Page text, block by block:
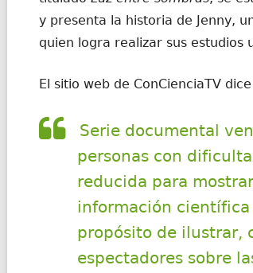
y presenta la historia de Jenny,
quien logra realizar sus estudios
El sitio web de ConCienciaTV
Serie documental
personas con
reducida para
información científica
propósito de ilustrar,
espectadores sobre